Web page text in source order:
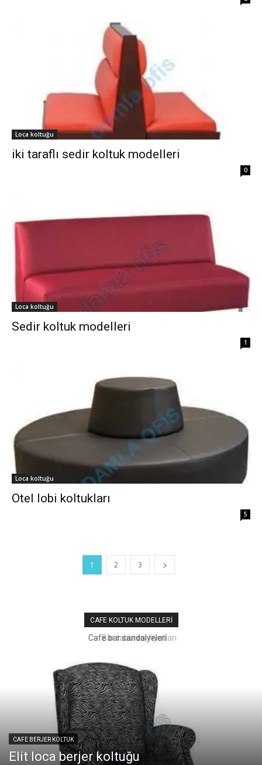
Loca koltuğu
iki taraflı sedir koltuk modelleri
0
Loca koltuğu
Sedir koltuk modelleri
1
Loca koltuğu
Otel lobi koltukları
5
1 2 3
CAFE KOLTUK MODELLERI
Bar taburesi fiyatları
CAFE BERJER KOLTUK
Elit loca berjer koltuğu